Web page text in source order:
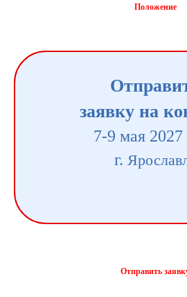
Положение
заявку на
7-9 мая 2027
г.
Отправить